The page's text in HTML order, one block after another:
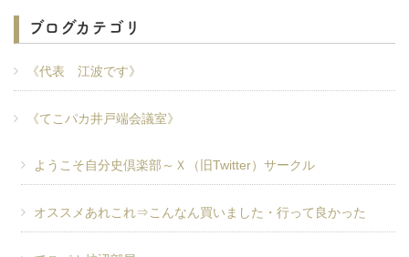
ブログカテゴリ
《代表 江波です》
《てこパカ井戸端会議室》
ようこそ自分史倶楽部～Ｘ（旧Twitter）サークル
オススメあれこれ⇒こんなん買いました・行って良かった